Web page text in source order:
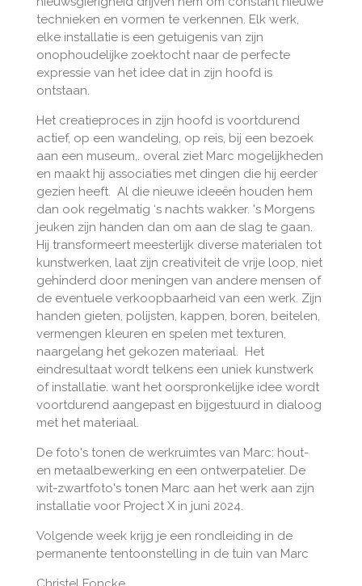
technieken en vormen te verkennen. Elk werk,
elke installatie is een getuigenis van zijn
onophoudelijke zoektocht naar de perfecte
expressie van het idee dat in zijn hoofd is
ontstaan.
Het creatieproces in zijn hoofd is voortdurend
actief, op een wandeling, op reis, bij een bezoek
aan een museum,. overal ziet Marc mogelijkheden
en maakt hij associaties met dingen die hij eerder
gezien heeft. Al die nieuwe ideeën houden hem
dan ook regelmatig ‘s nachts wakker. 's Morgens
jeuken zijn handen dan om aan de slag te gaan.
Hij transformeert meesterlijk diverse materialen tot
kunstwerken, laat zijn creativiteit de vrije loop, niet
gehinderd door meningen van andere mensen of
de eventuele verkoopbaarheid van een werk. Zijn
handen gieten, polijsten, kappen, boren, beitelen,
vermengen kleuren en spelen met texturen,
naargelang het gekozen materiaal. Het
eindresultaat wordt telkens een uniek kunstwerk
of installatie. want het oorspronkelijke idee wordt
voortdurend aangepast en bijgestuurd in dialoog
met het materiaal.
De foto's tonen de werkruimtes van Marc: hout-
en metaalbewerking en een ontwerpatelier. De
wit-zwartfoto's tonen Marc aan het werk aan zijn
installatie voor Project X in juni 2024.
Volgende week krijg je een rondleiding in de
permanente tentoonstelling in de tuin van Marc